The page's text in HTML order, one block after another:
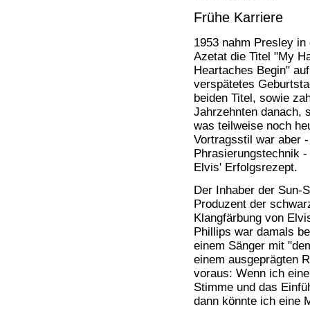
Frühe Karriere
1953 nahm Presley
Azetat die Titel "My
Heartaches Begin"
verspätetes
beiden Titel, sowie
Jahrzehnten danach,
was teilweise noch
Vortragsstil war aber
Phrasierungstechnik
Elvis' Erfolgsrezept.
Der Inhaber der Sun-
Produzent der
Klangfärbung von
Phillips war damals
einem Sänger mit
einem ausgeprägten
voraus: Wenn ich
Stimme und das
dann könnte ich eine